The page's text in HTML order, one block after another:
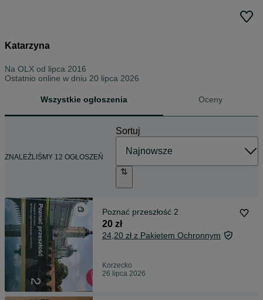
Katarzyna
Na OLX od lipca 2016
Ostatnio online w dniu 20 lipca 2026
Wszystkie ogłoszenia Oceny
ZNALEŹLIŚMY 12 OGŁOSZEŃ
Sortuj
Poznać przeszłość 2
20 zł
24,20 zł z Pakietem Ochronnym
Korzecko
26 lipca 2026